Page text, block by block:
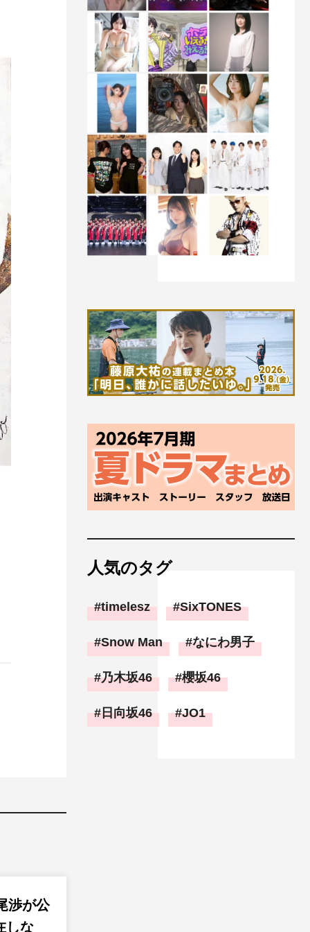
渉が公
しな
人気のタグ
timelesz SixTONES
Snow Man なにわ男子
乃木坂46 櫻坂46
日向坂46 JO1